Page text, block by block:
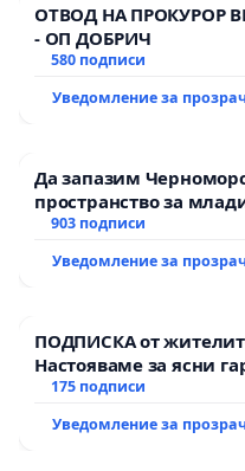
ОТВОД НА ПРОКУРОР
- ОП ДОБРИЧ
580 подписи
Уведомление за
Да запазим
пространство за
903 подписи
Уведомление за
ПОДПИСКА от
Настояваме за ясни
АД и от държавата,
175 подписи
Уведомление за